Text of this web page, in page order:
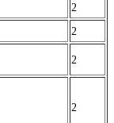
2
2
2
2